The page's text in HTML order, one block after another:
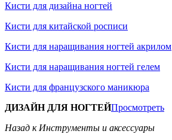
Кисти для дизайна ногтей
Кисти для китайской росписи
Кисти для наращивания ногтей акрилом
Кисти для наращивания ногтей гелем
Кисти для французского маникюра
ДИЗАЙН ДЛЯ НОГТЕЙПросмотреть
Назад к Инструменты и аксессуары